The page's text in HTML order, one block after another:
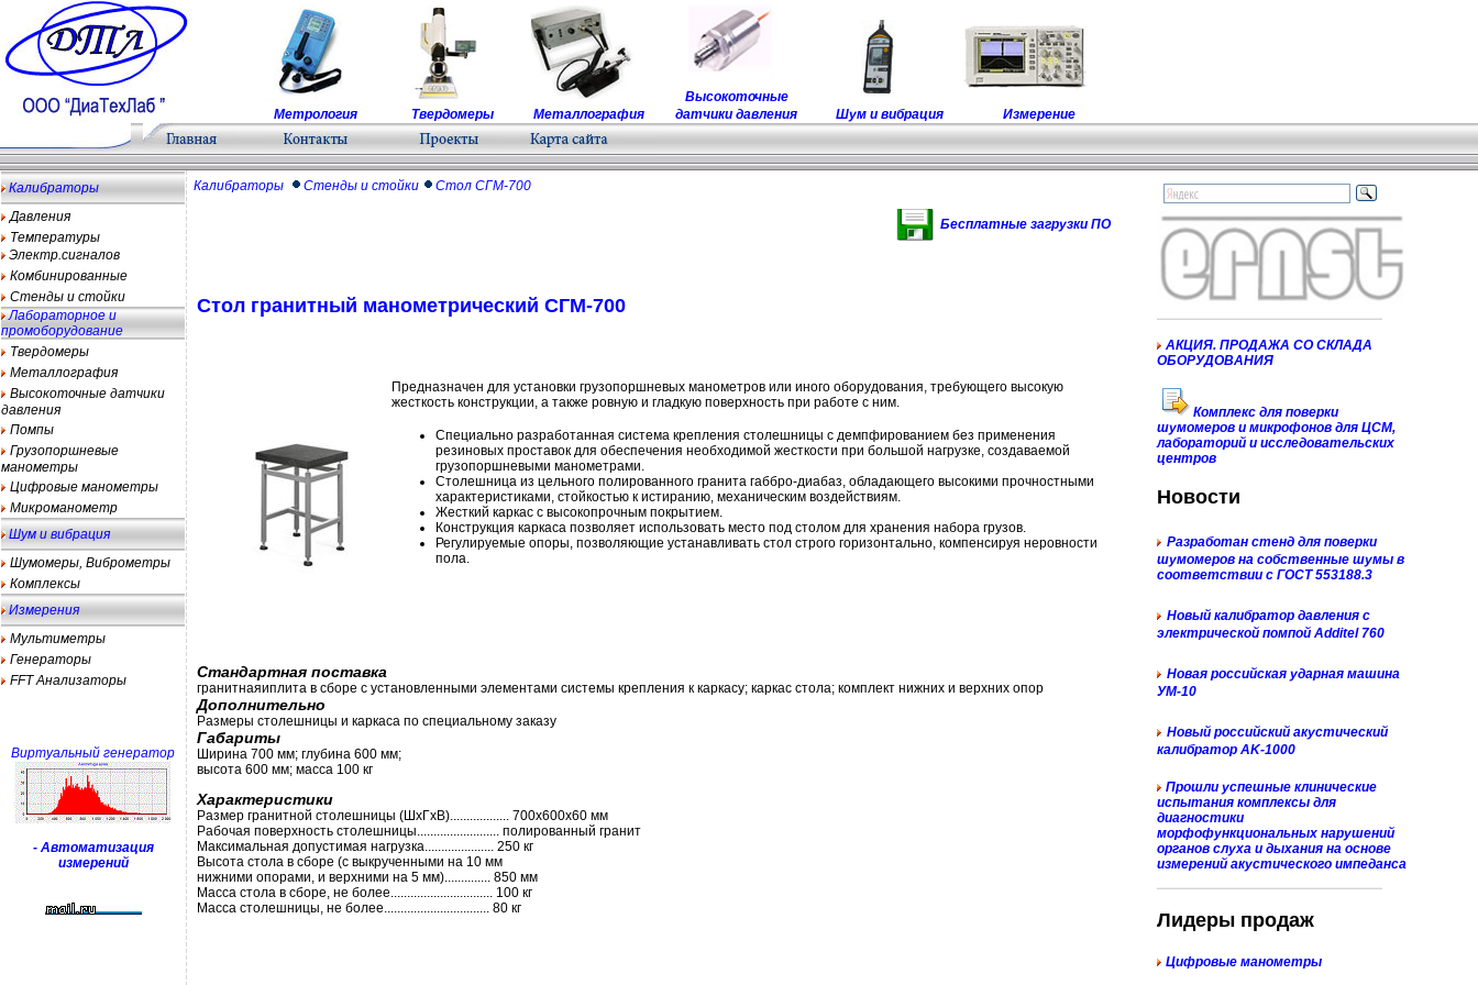
Высокоточные
Метрология
Твердомеры Металлография датчики давления Шум и вибрация Измерение
Калибраторы
Давления
Температуры
Электр.сигналов
Комбинированные
Стенды и стойки
Лабораторное и
промоборудование
Твердомеры
Металлография
Высокоточные датчики
давления
Помпы
Грузопоршневые
манометры
Цифровые манометры
Микроманометр
Шум и вибрация
Шумомеры, Виброметры
Комплексы
Измерения
Мультиметры
Генераторы
FFT Анализаторы
Виртуальный генератор
- Автоматизация
измерений
Калибраторы Стенды и стойки Стол СГМ-700
Бесплатные загрузки ПО
Стол гранитный манометрический СГМ-700
Предназначен для установки грузопоршневых манометров или иного оборудования, требующего высокую
жесткость конструкции, а также ровную и гладкую поверхность при работе с ним.
Специально разработанная система крепления столешницы с демпфированием без применения
резиновых проставок для обеспечения необходимой жесткости при большой нагрузке, создаваемой
грузопоршневыми манометрами.
Столешница из цельного полированного гранита габбро-диабаз, обладающего высокими прочностными
характеристиками, стойкостью к истиранию, механическим воздействиям.
Жесткий каркас с высокопрочным покрытием.
Конструкция каркаса позволяет использовать место под столом для хранения набора грузов.
Регулируемые опоры, позволяющие устанавливать стол строго горизонтально, компенсируя неровности
пола.
Стандартная поставка
гранитнаяиплита в сборе с установленными элементами системы крепления к каркасу; каркас стола; комплект нижних и верхних опор
Дополнительно
Размеры столешницы и каркаса по специальному заказу
Габариты
Ширина 700 мм; глубина 600 мм;
высота 600 мм; масса 100 кг
Характеристики
Размер гранитной столешницы (ШxГxВ).................. 700x600x60 мм
Рабочая поверхность столешницы......................... полированный гранит
Максимальная допустимая нагрузка..................... 250 кг
Высота стола в сборе (с выкрученными на 10 мм
нижними опорами, и верхними на 5 мм).............. 850 мм
Масса стола в сборе, не более............................... 100 кг
Масса столешницы, не более................................ 80 кг
АКЦИЯ. ПРОДАЖА СО СКЛАДА
ОБОРУДОВАНИЯ
Комплекс для поверки
шумомеров и микрофонов для ЦСМ,
лабораторий и исследовательских
центров
Новости
Разработан стенд для поверки
шумомеров на собственные шумы в
соответствии с ГОСТ 553188.3
Новый калибратор давления с
электрической помпой Additel 760
Новая российская ударная машина
УМ-10
Новый российский акустический
калибратор AK-1000
Прошли успешные клинические
испытания комплексы для
диагностики
морфофункциональных нарушений
органов слуха и дыхания на основе
измерений акустического импеданса
Лидеры продаж
Цифровые манометры